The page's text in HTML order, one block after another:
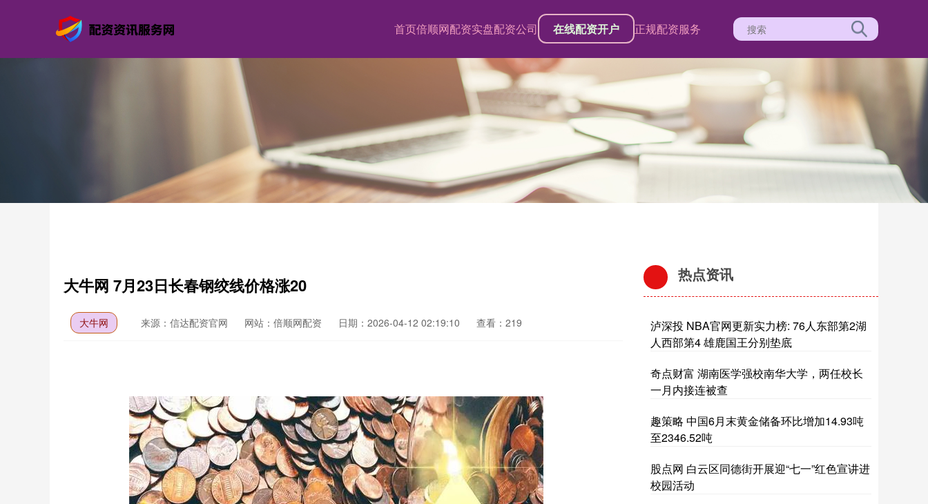
首页倍顺网配资实盘配资公司 在线配资开户 正规配资服务
大牛网 7月23日长春钢绞线价格涨20
大牛网 来源：信达配资官网 网站：倍顺网配资 日期：2026-04-12 02:19:10 查看：219
热点资讯
泸深投 NBA官网更新实力榜: 76人东部第2湖
人西部第4 雄鹿国王分别垫底
奇点财富 湖南医学强校南华大学，两任校长
一月内接连被查
趣策略 中国6月末黄金储备环比增加14.93吨
至2346.52吨
股点网 白云区同德街开展迎“七一”红色宣讲进
校园活动